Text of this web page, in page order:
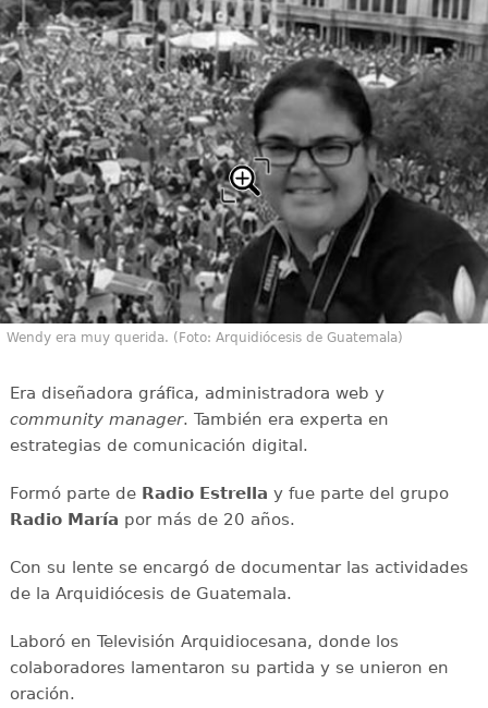
Wendy era muy querida. (Foto: Arquidiócesis de Guatemala)
Era diseñadora gráfica, administradora web y
community manager. También era experta en
estrategias de comunicación digital.
Formó parte de Radio Estrella y fue parte del grupo
Radio María por más de 20 años.
Con su lente se encargó de documentar las actividades
de la Arquidiócesis de Guatemala.
Laboró en Televisión Arquidiocesana, donde los
colaboradores lamentaron su partida y se unieron en
oración.